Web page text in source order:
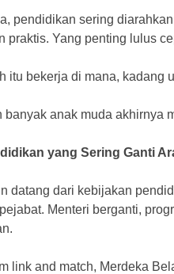
pendidikan sering
praktis. Yang penting lulus
itu bekerja di mana, kadang
banyak anak muda akhirnya
yang Sering Ganti
datang dari kebijakan
Menteri berganti,
link and match, Merdeka